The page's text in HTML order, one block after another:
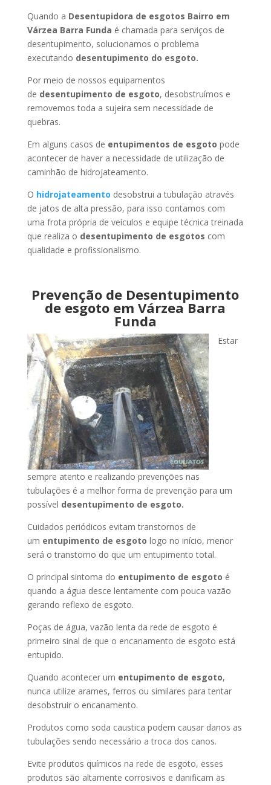
Quando a Desentupidora de esgotos Bairro em
Várzea Barra Funda é chamada para serviços de
desentupimento, solucionamos o problema
executando desentupimento do esgoto.
Por meio de nossos equipamentos
de desentupimento de esgoto, desobstruímos e
removemos toda a sujeira sem necessidade de
quebras.
Em alguns casos de entupimentos de esgoto pode
acontecer de haver a necessidade de utilização de
caminhão de hidrojateamento.
O hidrojateamento desobstrui a tubulação através
de jatos de alta pressão, para isso contamos com
uma frota própria de veículos e equipe técnica treinada
que realiza o desentupimento de esgotos com
qualidade e profissionalismo.
Prevenção de Desentupimento
de esgoto em Várzea Barra
Funda
Estar
sempre atento e realizando prevenções nas
tubulações é a melhor forma de prevenção para um
possível desentupimento de esgoto.
Cuidados periódicos evitam transtornos de
um entupimento de esgoto logo no início, menor
será o transtorno do que um entupimento total.
O principal sintoma do entupimento de esgoto é
quando a água desce lentamente com pouca vazão
gerando reflexo de esgoto.
Poças de água, vazão lenta da rede de esgoto é
primeiro sinal de que o encanamento de esgoto está
entupido.
Quando acontecer um entupimento de esgoto,
nunca utilize arames, ferros ou similares para tentar
desobstruir o encanamento.
Produtos como soda caustica podem causar danos as
tubulações sendo necessário a troca dos canos.
Evite produtos químicos na rede de esgoto, esses
produtos são altamente corrosivos e danificam as